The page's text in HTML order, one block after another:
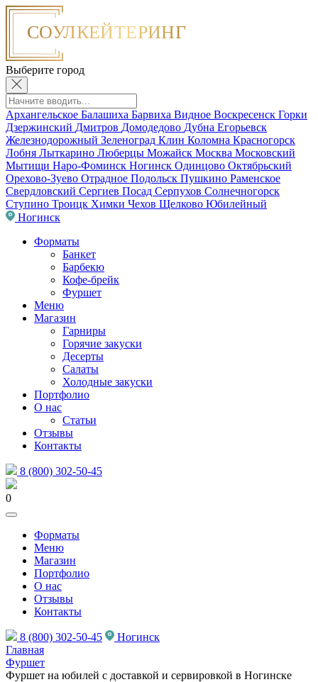
Выберите город
Архангельское Балашиха Барвиха Видное Воскресенск Горки
Дзержинский Дмитров Домодедово Дубна Егорьевск
Железнодорожный Зеленоград Клин Коломна Красногорск
Лобня Лыткарино Люберцы Можайск Москва Московский
Мытищи Наро-Фоминск Ногинск Одинцово Октябрьский
Орехово-Зуево Отрадное Подольск Пушкино Раменское
Свердловский Сергиев Посад Серпухов Солнечногорск
Ступино Троицк Химки Чехов Щелково Юбилейный
Ногинск
Форматы
Банкет
Барбекю
Кофе-брейк
Фуршет
Меню
Магазин
Гарниры
Горячие закуски
Десерты
Салаты
Холодные закуски
Портфолио
О нас
Статьи
Отзывы
Контакты
8 (800) 302-50-45
0
Форматы
Меню
Магазин
Портфолио
О нас
Отзывы
Контакты
8 (800) 302-50-45
Ногинск
Главная
Фуршет
Фуршет на юбилей с доставкой и сервировкой в Ногинске